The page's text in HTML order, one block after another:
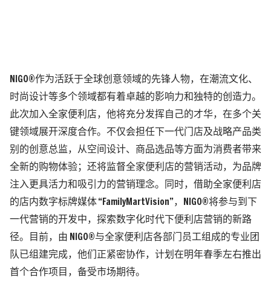
NIGO®︎作为活跃于全球创意领域的先锋人物，在潮流文化、
时尚设计等多个领域都有着卓越的影响力和独特的创造力。
此次加入全家便利店，他将充分发挥自己的才华，在多个关
键领域展开深度合作。不仅会担任下一代门店及战略产品类
别的创意总监，从空间设计、商品选品等方面为消费者带来
全新的购物体验；还将监督全家便利店的营销活动，为品牌
注入更具活力和吸引力的营销理念。同时，借助全家便利店
的店内数字标牌媒体 “FamilyMartVision”，NIGO®︎将参与到下
一代营销的开发中，探索数字化时代下便利店营销的新路
径。目前，由 NIGO®︎与全家便利店各部门员工组成的专业团
队已组建完成，他们正紧密协作，计划在明年春季左右推出
首个合作项目，备受市场期待。